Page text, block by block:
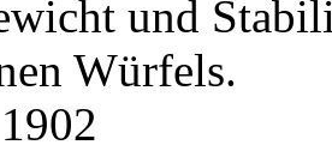
und
Würfels.